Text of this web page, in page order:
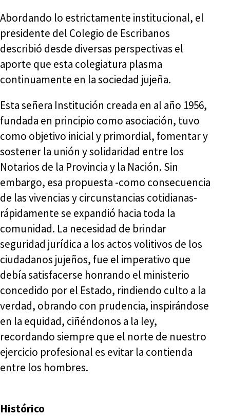
Abordando lo estrictamente institucional, el
presidente del Colegio de Escribanos
describió desde diversas perspectivas el
aporte que esta colegiatura plasma
continuamente en la sociedad jujeña.
Esta señera Institución creada en al año 1956,
fundada en principio como asociación, tuvo
como objetivo inicial y primordial, fomentar y
sostener la unión y solidaridad entre los
Notarios de la Provincia y la Nación. Sin
embargo, esa propuesta -como consecuencia
de las vivencias y circunstancias cotidianas-
rápidamente se expandió hacia toda la
comunidad. La necesidad de brindar
seguridad jurídica a los actos volitivos de los
ciudadanos jujeños, fue el imperativo que
debía satisfacerse honrando el ministerio
concedido por el Estado, rindiendo culto a la
verdad, obrando con prudencia, inspirándose
en la equidad, ciñéndonos a la ley,
recordando siempre que el norte de nuestro
ejercicio profesional es evitar la contienda
entre los hombres.
Histórico